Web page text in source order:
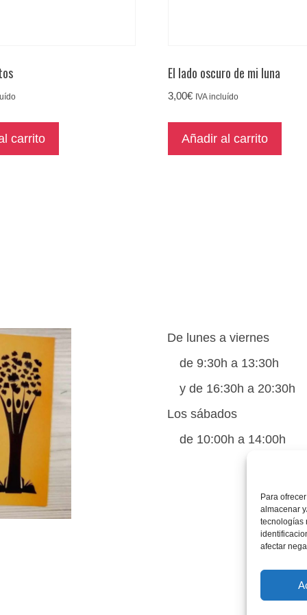
Para
almacenar
tecnologías
afectar
carrito
El lado oscuro de mi luna
3,00€ IVA incluído
Añadir al carrito
De lunes a viernes
de 9:30h a 13:30h
y de 16:30h a 20:30h
Los sábados
de 10:00h a 14:00h